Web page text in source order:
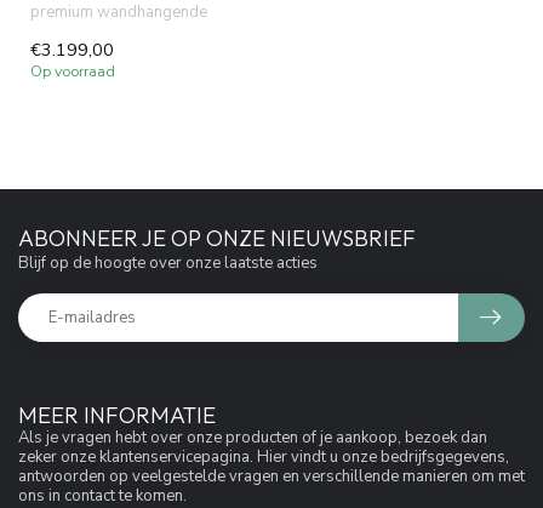
premium wandhangende
slimme douche-wc met
bidetfunctie ...
€3.199,00
Op voorraad
MEER INFORMATIE
Als je vragen hebt over onze producten of je aankoop, bezoek dan
zeker onze klantenservicepagina. Hier vindt u onze bedrijfsgegevens,
antwoorden op veelgestelde vragen en verschillende manieren om met
ons in contact te komen.
ABONNEER JE OP ONZE NIEUWSBRIEF
Blijf op de hoogte over onze laatste acties